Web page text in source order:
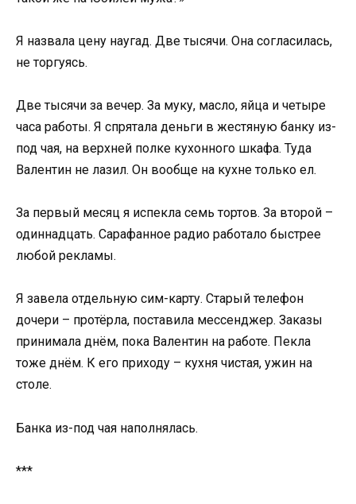
Я назвала цену наугад. Две тысячи. Она согласилась,
не торгуясь.
Две тысячи за вечер. За муку, масло, яйца и четыре
часа работы. Я спрятала деньги в жестяную банку из-
под чая, на верхней полке кухонного шкафа. Туда
Валентин не лазил. Он вообще на кухне только ел.
За первый месяц я испекла семь тортов. За второй –
одиннадцать. Сарафанное радио работало быстрее
любой рекламы.
Я завела отдельную сим-карту. Старый телефон
дочери – протёрла, поставила мессенджер. Заказы
принимала днём, пока Валентин на работе. Пекла
тоже днём. К его приходу – кухня чистая, ужин на
столе.
Банка из-под чая наполнялась.
***